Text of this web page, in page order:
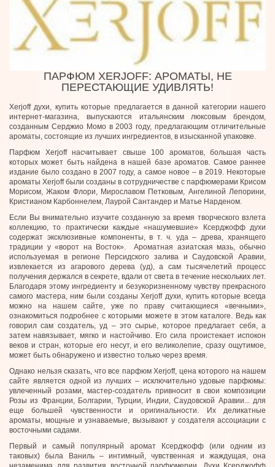
ПАРФЮМ XERJOFF: АРОМАТЫ, НЕ
ПЕРЕСТАЮЩИЕ УДИВЛЯТЬ!
Xerjoff духи, купить которые предлагается в данной категории нашего
интернет-магазина, выпускаются итальянским люксовым брендом,
созданным Серджио Момо в 2003 году, предлагающим отличительные
ароматы, состоящие из лучших ингредиентов, в изысканной упаковке.
Парфюм Xerjoff насчитывает свыше 100 ароматов, большая часть
которых может быть найдена в нашей базе ароматов. Самое раннее
издание было создано в 2007 году, а самое новое – в 2019. Некоторые
ароматы Xerjoff были созданы в сотрудничестве с парфюмерами Крисом
Морисом, Жаком Флори, Мирославом Петковым, Ангелиной Лепорини,
Кристианом Карбоннелем, Лаурой Сантандер и Матье Нарденом.
Если Вы внимательно изучите созданную за время творческого взлета
коллекцию, то практически каждые «нашумевшие» Ксерджофф духи
содержат эксклюзивные компоненты, в т. ч. уда – древа, хранящего
традиции у «ворот на Восток». Ароматная азиатская мазь, обычно
используемая в регионе Персидского залива и Саудовской Аравии,
извлекается из агарового дерева (уд), а сам тысячелетий процесс
получения держался в секрете, вдали от света в течение нескольких лет.
Благодаря этому ингредиенту и безукоризненному чувству прекрасного
самого мастера, ним были созданы Xerjoff духи, купить которые всегда
можно на нашем сайте, уже по праву считающиеся «вечными»,
ознакомиться подробнее с которыми можете в этом каталоге. Ведь как
говорил сам создатель, уд – это сырье, которое предлагает себя, а
затем навязывает, мягко и настойчиво. Его сила проистекает испокон
веков и стран, которые его несут, и его великолепие, сразу ощутимое,
может быть обнаружено и известно только через время.
Однако нельзя сказать, что все парфюм Xerjoff, цена которого на нашем
сайте является одной из лучших – исключительно удовые парфюмы:
увлеченный розами, мастер-создатель привносит в свои композиции
Розы из Франции, Болгарии, Турции, Индии, Саудовской Аравии... для
еще большей чувственности и оригинальности. Их деликатные
ароматы, мощные и узнаваемые, вызывают у создателя ассоциации с
восточными садами.
Первый и самый популярный аромат Ксерджофф (или одним из
таковых) была Ваниль – интимный, чувственная и жаждущая, она